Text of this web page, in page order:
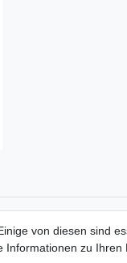
Informationen
Händlerbund -
Produkt-
von diesen sind
zu